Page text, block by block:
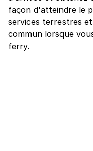
façon d'atteindre le
services terrestres
commun lorsque
ferry.